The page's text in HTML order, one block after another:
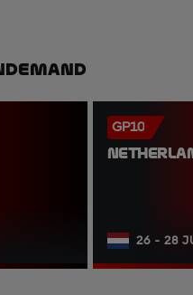
GP10
26 - 28